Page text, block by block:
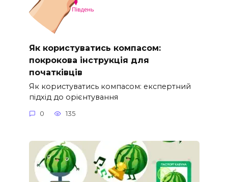
Як користуватись компасом:
покрокова інструкція для
початківців
Як користуватись компасом: експертний
підхід до орієнтування
0 135